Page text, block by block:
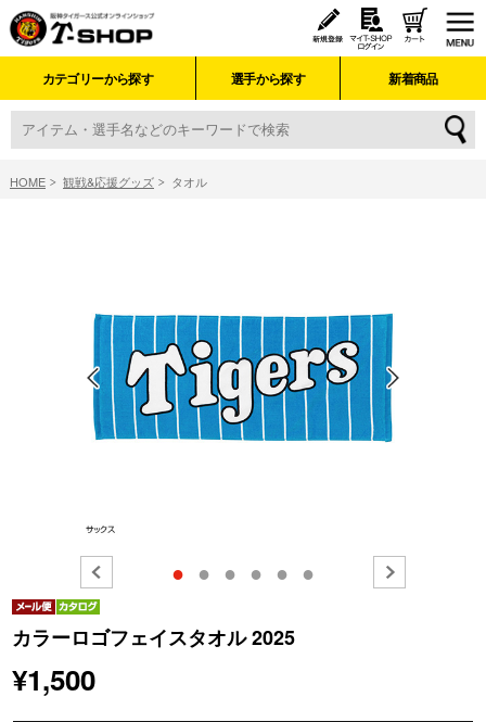
カテゴリーから探す 選手から探す 新着商品
HOME 観戦&応援グッズ タオル
● ● ● ● ● ●
カラーロゴフェイスタオル 2025
¥1,500